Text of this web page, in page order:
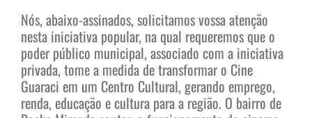
Nós, abaixo-assinados, solicitamos vossa atenção
nesta iniciativa popular, na qual requeremos que o
poder público municipal, associado com a iniciativa
privada, tome a medida de transformar o Cine
Guaraci em um Centro Cultural, gerando emprego,
renda, educação e cultura para a região. O bairro de